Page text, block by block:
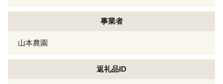
事業者
山本農園
返礼品ID